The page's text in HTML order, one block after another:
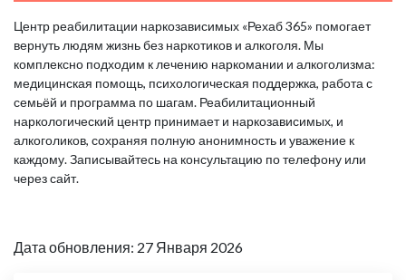
Центр реабилитации наркозависимых «Рехаб 365» помогает
вернуть людям жизнь без наркотиков и алкоголя. Мы
комплексно подходим к лечению наркомании и алкоголизма:
медицинская помощь, психологическая поддержка, работа с
семьёй и программа по шагам. Реабилитационный
наркологический центр принимает и наркозависимых, и
алкоголиков, сохраняя полную анонимность и уважение к
каждому. Записывайтесь на консультацию по телефону или
через сайт.
Дата обновления: 27 Января 2026